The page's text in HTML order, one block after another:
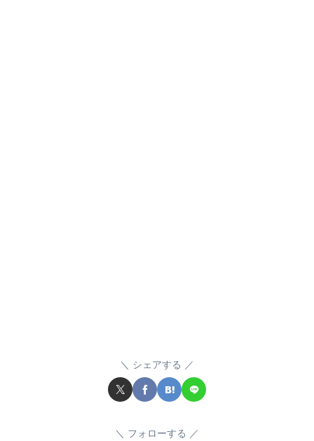
シェアする
フォローする